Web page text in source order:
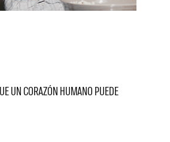
UN CORAZÓN HUMANO PUEDE